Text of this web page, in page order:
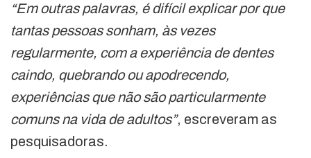
“Em outras palavras, é difícil explicar por que
tantas pessoas sonham, às vezes
regularmente, com a experiência de dentes
caindo, quebrando ou apodrecendo,
experiências que não são particularmente
comuns na vida de adultos”, escreveram as
pesquisadoras.